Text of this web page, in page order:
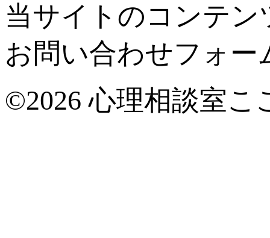
当サイトのコンテ
お問い合わせフォ
©2026 心理相談室こ